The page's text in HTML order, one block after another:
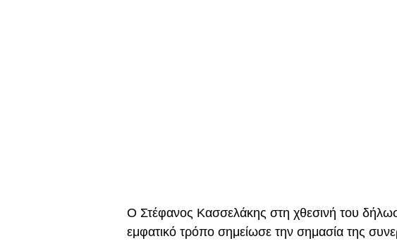
Ο Στέφανος Κασσελάκης στη χθεσινή του
εμφατικό τρόπο σημείωσε την σημασία της